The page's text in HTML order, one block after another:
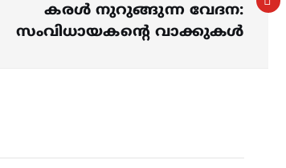
കരൾ നുറുങ്ങുന്ന വേദന:
സംവിധായകന്റെ വാക്കുകൾ